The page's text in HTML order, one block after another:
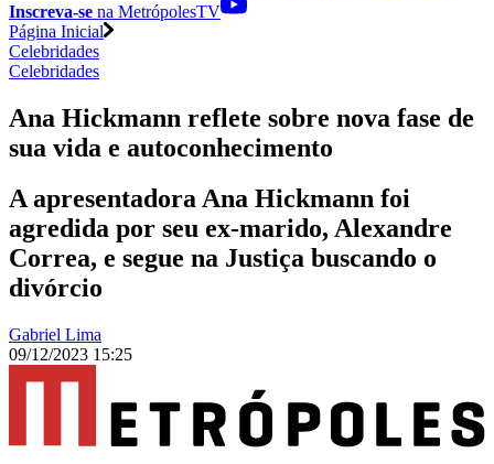
Inscreva-se na MetrópolesTV
Página Inicial
Celebridades
Celebridades
Ana Hickmann reflete sobre nova fase de
sua vida e autoconhecimento
A apresentadora Ana Hickmann foi
agredida por seu ex-marido, Alexandre
Correa, e segue na Justiça buscando o
divórcio
Gabriel Lima
09/12/2023 15:25